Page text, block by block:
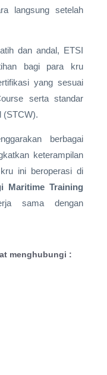
langsung setelah
dan andal, ETSI
bagi para kru
yang sesuai
serta standar
(STCW).
berbagai
keterampilan
ini beroperasi di
Maritime Training
sama dengan
menghubungi :